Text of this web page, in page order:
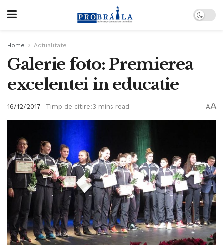
Home Actualitate
Galerie foto: Premierea
excelentei in educatie
16/12/2017 Timp de citire:3 mins read AA